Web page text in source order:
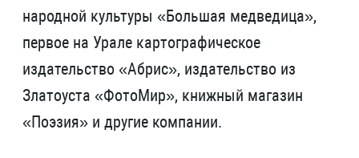
народной культуры «Большая медведица»,
первое на Урале картографическое
издательство «Абрис», издательство из
Златоуста «ФотоМир», книжный магазин
«Поэзия» и другие компании.